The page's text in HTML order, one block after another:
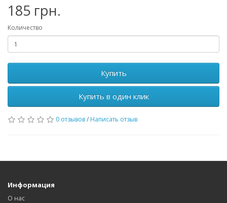
185 грн.
Количество
Купить
Купить в один клик
0 отзывов/ Написать отзыв
Информация
О нас